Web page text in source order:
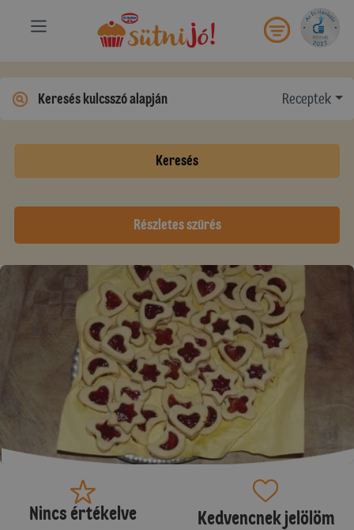
Receptek
Keresés
Részletes szűrés
Nincs értékelve Kedvencnek jelölöm